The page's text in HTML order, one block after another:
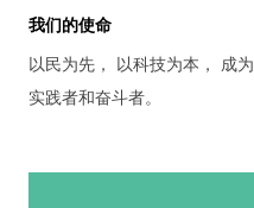
我们的使命
以民为先， 以科技为本， 成
实践者和奋斗者。